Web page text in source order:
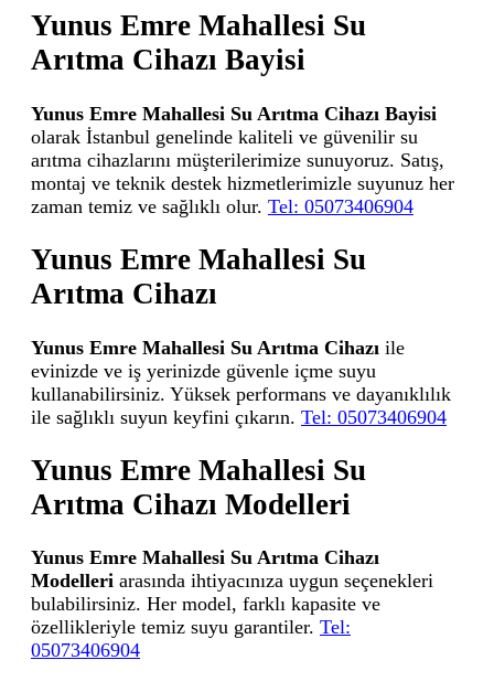
Yunus Emre Mahallesi Su
Arıtma Cihazı Bayisi
Yunus Emre Mahallesi Su Arıtma Cihazı Bayisi
olarak İstanbul genelinde kaliteli ve güvenilir su
arıtma cihazlarını müşterilerimize sunuyoruz. Satış,
montaj ve teknik destek hizmetlerimizle suyunuz her
zaman temiz ve sağlıklı olur. Tel: 05073406904
Yunus Emre Mahallesi Su
Arıtma Cihazı
Yunus Emre Mahallesi Su Arıtma Cihazı ile
evinizde ve iş yerinizde güvenle içme suyu
kullanabilirsiniz. Yüksek performans ve dayanıklılık
ile sağlıklı suyun keyfini çıkarın. Tel: 05073406904
Yunus Emre Mahallesi Su
Arıtma Cihazı Modelleri
Yunus Emre Mahallesi Su Arıtma Cihazı
Modelleri arasında ihtiyacınıza uygun seçenekleri
bulabilirsiniz. Her model, farklı kapasite ve
özellikleriyle temiz suyu garantiler. Tel:
05073406904